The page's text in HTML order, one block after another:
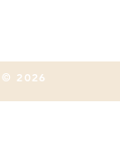
2026